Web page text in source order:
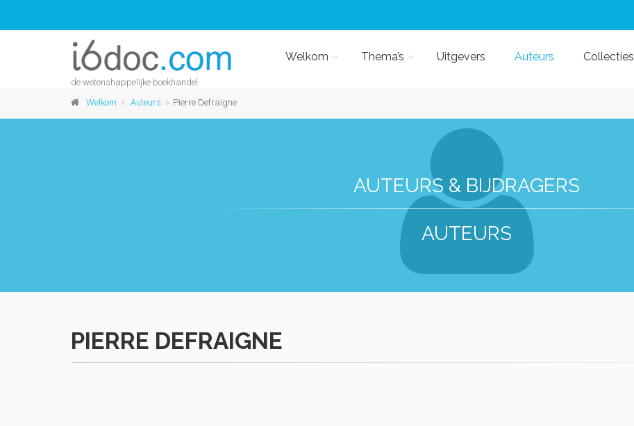
de wetenshappelijke boekhandel
Welkom Thema’s Uitgevers Auteurs Collecties
Welkom Auteurs Pierre Defraigne
AUTEURS & BIJDRAGERS
AUTEURS
PIERRE DEFRAIGNE